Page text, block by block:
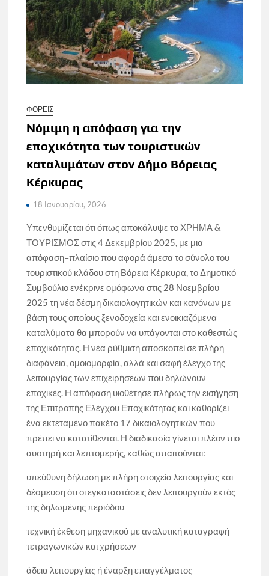
ΦΟΡΕΙΣ
Νόμιμη η απόφαση για την
εποχικότητα των τουριστικών
καταλυμάτων στον Δήμο Βόρειας
Κέρκυρας
18 Ιανουαρίου, 2026
Υπενθυμίζεται ότι όπως αποκάλυψε το ΧΡΗΜΑ &
ΤΟΥΡΙΣΜΟΣ στις 4 Δεκεμβρίου 2025, με μια
απόφαση–πλαίσιο που αφορά άμεσα το σύνολο του
τουριστικού κλάδου στη Βόρεια Κέρκυρα, το Δημοτικό
Συμβούλιο ενέκρινε ομόφωνα στις 28 Νοεμβρίου
2025 τη νέα δέσμη δικαιολογητικών και κανόνων με
βάση τους οποίους ξενοδοχεία και ενοικιαζόμενα
καταλύματα θα μπορούν να υπάγονται στο καθεστώς
εποχικότητας. Η νέα ρύθμιση αποσκοπεί σε πλήρη
διαφάνεια, ομοιομορφία, αλλά και σαφή έλεγχο της
λειτουργίας των επιχειρήσεων που δηλώνουν
εποχικές. Η απόφαση υιοθέτησε πλήρως την εισήγηση
της Επιτροπής Ελέγχου Εποχικότητας και καθορίζει
ένα εκτεταμένο πακέτο 17 δικαιολογητικών που
πρέπει να κατατίθενται. Η διαδικασία γίνεται πλέον πιο
αυστηρή και λεπτομερής, καθώς απαιτούνται:
υπεύθυνη δήλωση με πλήρη στοιχεία λειτουργίας και
δέσμευση ότι οι εγκαταστάσεις δεν λειτουργούν εκτός
της δηλωμένης περιόδου
τεχνική έκθεση μηχανικού με αναλυτική καταγραφή
τετραγωνικών και χρήσεων
άδεια λειτουργίας ή έναρξη επαγγέλματος